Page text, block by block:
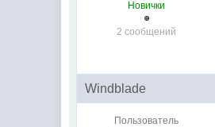
Новички
2 сообщений
Windblade
Пользователь